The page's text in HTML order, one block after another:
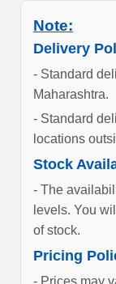
Note:
Delivery
- Standard
Maharashtra.
- Standard
locations
Stock
- The
levels. You
of stock.
Pricing
- Prices may